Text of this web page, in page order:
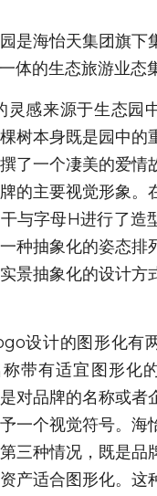
是海怡天集团旗下
体的生态旅游业态
灵感来源于生态园
树本身既是园中的
了一个凄美的爱情
的主要视觉形象。
与字母H进行了造
种抽象化的姿态排
景抽象化的设计方
设计的图形化有
带有适宜图形化
对品牌的名称或者
一个视觉符号。海
三种情况，既是品
产适合图形化。这